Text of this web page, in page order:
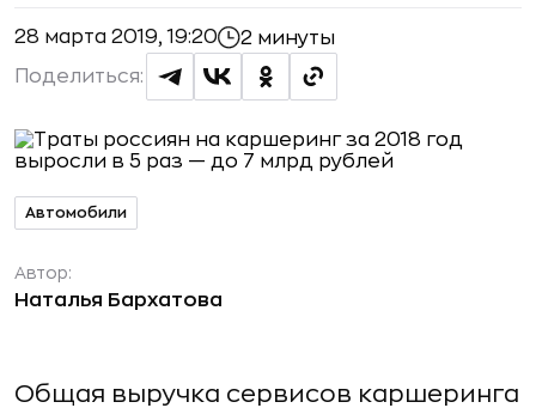
28 марта 2019, 19:20 2 минуты
Поделиться:
Автомобили
Автор:
Наталья Бархатова
Общая выручка сервисов каршеринга